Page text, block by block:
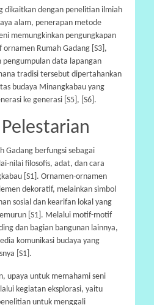
dikaitkan dengan penelitian ilmiah
alam, penerapan metode
memungkinkan pengungkapan
Rumah Gadang [S3],
pengumpulan data lapangan
tradisi tersebut dipertahankan
budaya Minangkabau yang
ke generasi [S5], [S6].
Gadang berfungsi sebagai
nilai filosofis, adat, dan cara
[S1]. Ornamen-ornamen
dekoratif, melainkan simbol
sosial dan kearifan lokal yang
[S1]. Melalui motif-motif
dan bagian bangunan lainnya,
komunikasi budaya yang
[S1].
upaya untuk memahami seni
kegiatan eksplorasi, yaitu
untuk menggali